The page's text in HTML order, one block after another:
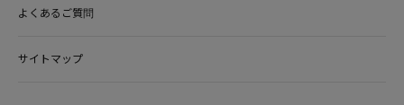
よくあるご質問
サイトマップ